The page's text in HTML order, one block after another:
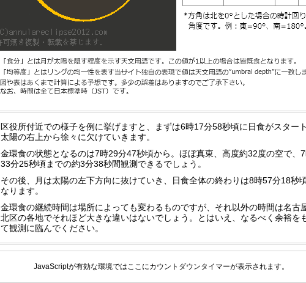
区役所付近での様子を例に挙げますと、まずは6時17分58秒頃に日食がスタート
太陽の右上から徐々に欠けていきます。
金環食の状態となるのは7時29分47秒頃から。ほぼ真東、高度約32度の空で、
33分25秒頃までの約3分38秒間観測できるでしょう。
その後、月は太陽の左下方向に抜けていき、日食全体の終わりは8時57分18秒
なります。
金環食の継続時間は場所によっても変わるものですが、それ以外の時間は名古
北区の各地でそれほど大きな違いはないでしょう。とはいえ、なるべく余裕を
て観測に臨んでください。
JavaScriptが有効な環境ではここにカウントダウンタイマーが表示されます。